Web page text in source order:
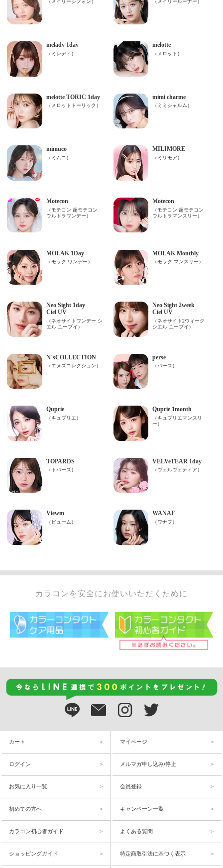
カラコンを安全にお使いいただくために
カート マイページ
ログイン メルマガ申し込み/停止
お気に入り一覧 会員登録
初めての方へ キャンペーン一覧
カラコン初心者ガイド よくある質問
ショッピングガイド 特定商取引法に基づく表示